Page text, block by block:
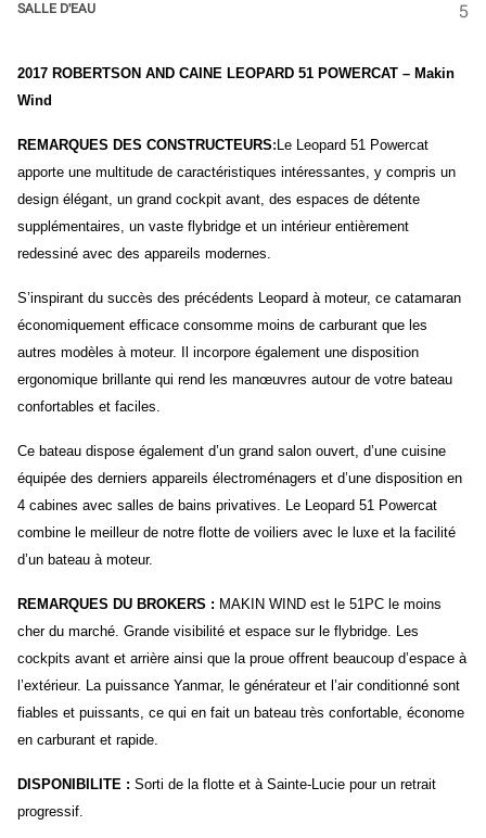
SALLE D'EAU 5
2017 ROBERTSON AND CAINE LEOPARD 51 POWERCAT – Makin
Wind
REMARQUES DES CONSTRUCTEURS: Le Leopard 51 Powercat
apporte une multitude de caractéristiques intéressantes, y compris un
design élégant, un grand cockpit avant, des espaces de détente
supplémentaires, un vaste flybridge et un intérieur entièrement
redessiné avec des appareils modernes.
S’inspirant du succès des précédents Leopard à moteur, ce catamaran
économiquement efficace consomme moins de carburant que les
autres modèles à moteur. Il incorpore également une disposition
ergonomique brillante qui rend les manœuvres autour de votre bateau
confortables et faciles.
Ce bateau dispose également d’un grand salon ouvert, d’une cuisine
équipée des derniers appareils électroménagers et d’une disposition en
4 cabines avec salles de bains privatives. Le Leopard 51 Powercat
combine le meilleur de notre flotte de voiliers avec le luxe et la facilité
d’un bateau à moteur.
REMARQUES DU BROKERS : MAKIN WIND est le 51PC le moins
cher du marché. Grande visibilité et espace sur le flybridge. Les
cockpits avant et arrière ainsi que la proue offrent beaucoup d’espace à
l’extérieur. La puissance Yanmar, le générateur et l’air conditionné sont
fiables et puissants, ce qui en fait un bateau très confortable, économe
en carburant et rapide.
DISPONIBILITE : Sorti de la flotte et à Sainte-Lucie pour un retrait
progressif.